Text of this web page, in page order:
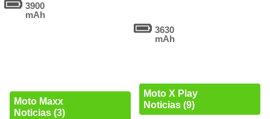
3900
mAh
Moto Maxx
Noticias (3)
3630
mAh
Moto X Play
Noticias (9)